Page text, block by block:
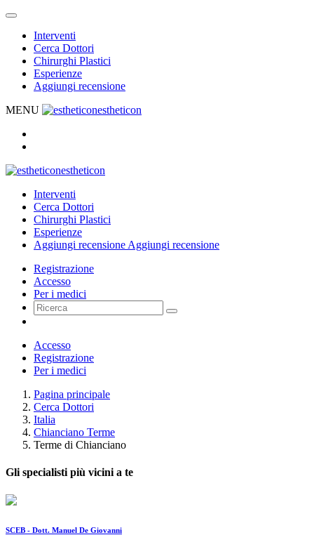
Interventi
Cerca Dottori
Chirurghi Plastici
Esperienze
Aggiungi recensione
MENU
estheticon
estheticon
Interventi
Cerca Dottori
Chirurghi Plastici
Esperienze
Aggiungi recensione Aggiungi recensione
Registrazione
Accesso
Per i medici
Accesso
Registrazione
Per i medici
Pagina principale
Cerca Dottori
Italia
Chianciano Terme
Terme di Chianciano
Gli specialisti più vicini a te
SCEB - Dott. Manuel De Giovanni